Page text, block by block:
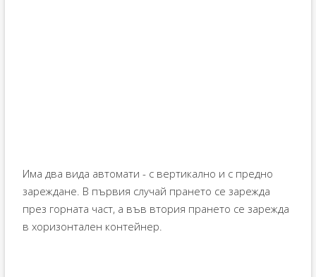
Има два вида автомати - с вертикално и с предно
зареждане. В първия случай прането се зарежда
през горната част, а във втория прането се зарежда
в хоризонтален контейнер.